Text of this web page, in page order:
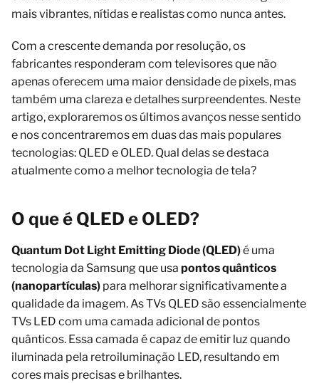
mais vibrantes, nítidas e realistas como nunca antes.
Com a crescente demanda por resolução, os
fabricantes responderam com televisores que não
apenas oferecem uma maior densidade de pixels, mas
também uma clareza e detalhes surpreendentes. Neste
artigo, exploraremos os últimos avanços nesse sentido
e nos concentraremos em duas das mais populares
tecnologias: QLED e OLED. Qual delas se destaca
atualmente como a melhor tecnologia de tela?
O que é QLED e OLED?
Quantum Dot Light Emitting Diode(QLED)é uma
tecnologia da Samsung que usa pontos quânticos
(nanopartículas) para melhorar significativamente a
qualidade da imagem. As TVs QLED são essencialmente
TVs LED com uma camada adicional de pontos
quânticos. Essa camada é capaz de emitir luz quando
iluminada pela retroiluminação LED, resultando em
cores mais precisas e brilhantes.